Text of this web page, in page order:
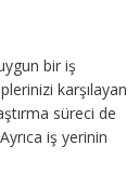
bir iş
karşılayan
süreci de
iş yerinin